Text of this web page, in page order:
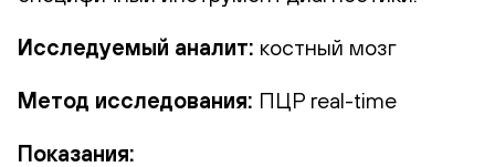
Исследуемый аналит: костный мозг
Метод исследования: ПЦР real-time
Показания: